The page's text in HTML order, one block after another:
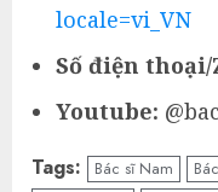
locale=vi_VN
Số điện thoại/
Youtube:
Tags: Bác sĩ Nam